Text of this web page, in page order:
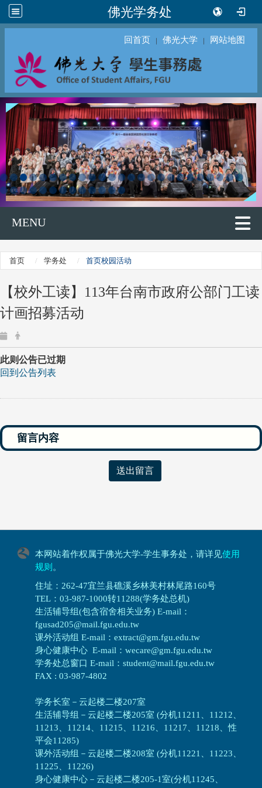
佛光学务处
回首页 ｜ 佛光大学 ｜ 网站地图
MENU
首页 学务处 首页校园活动
【校外工读】113年台南市政府公部门工读
计画招募活动
此则公告已过期
回到公告列表
送出留言
本网站着作权属于佛光大学-学生事务处，请详见使用
规则 。
住址：262-47宜兰县礁溪乡林美村林尾路160号
TEL：03-987-1000转11288(学务处总机)
生活辅导组(包含宿舍相关业务) E-mail：
fgusad205@mail.fgu.edu.tw
课外活动组 E-mail：extract@gm.fgu.edu.tw
身心健康中心 E-mail：wecare@gm.fgu.edu.tw
学务处总窗口 E-mail：student@mail.fgu.edu.tw
FAX : 03-987-4802
学务长室－云起楼二楼207室
生活辅导组 － 云起楼二楼205室 (分机11211、11212、
11213、11214、11215、11216、11217、11218、性
平会11285)
课外活动组 － 云起楼二楼208室 (分机11221、11223、
11225、11226)
身心健康中心 － 云起楼二楼205-1室(分机11245、